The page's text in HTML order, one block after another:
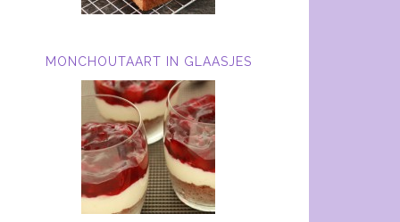
MONCHOUTAART IN GLAASJES